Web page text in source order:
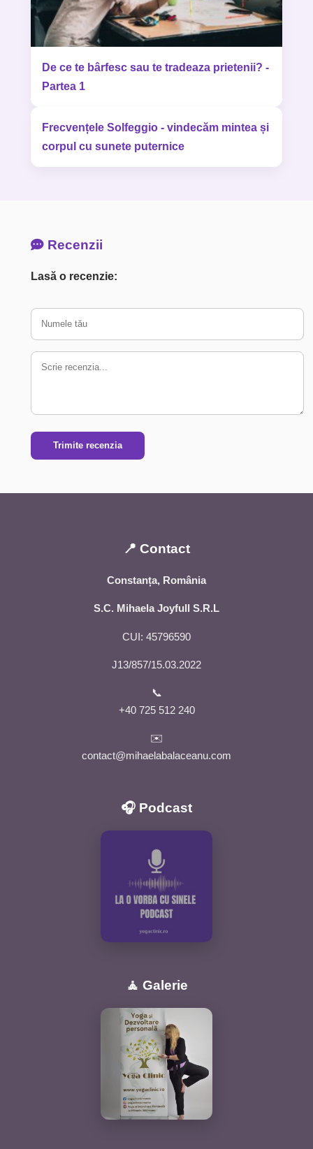
De ce te bârfesc sau te tradeaza prietenii? -
Partea 1
Frecvențele Solfeggio - vindecăm mintea și
corpul cu sunete puternice
Recenzii
Lasă o recenzie:
Trimite recenzia
📍 Contact
Constanța, România
S.C. Mihaela Joyfull S.R.L
CUI: 45796590
J13/857/15.03.2022
📞
+40 725 512 240
✉️
contact@mihaelabalaceanu.com
🎧 Podcast
🧘 Galerie